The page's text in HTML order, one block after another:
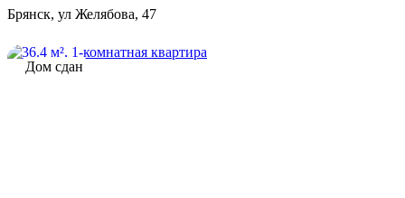
Брянск, ул Желябова, 47
Дом сдан